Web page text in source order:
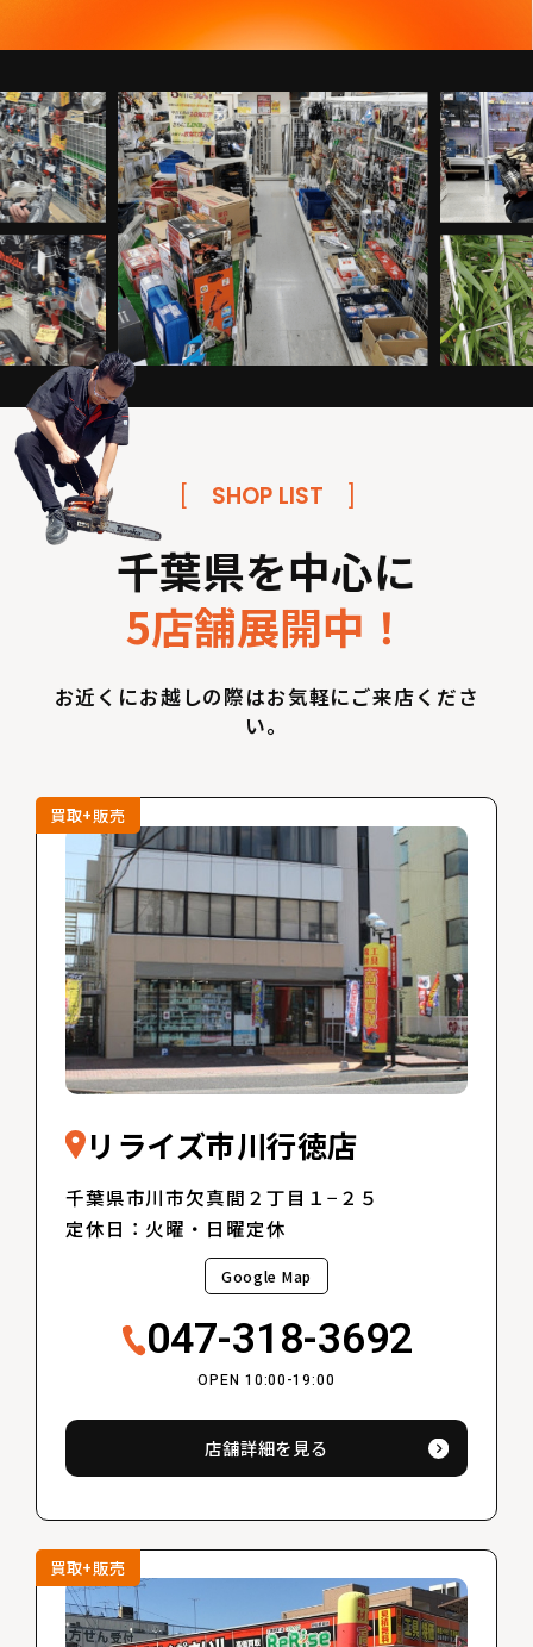
SHOP LIST
千葉県を中心に
5店舗展開中！
お近くにお越しの際はお気軽にご来店くださ
い。
買取+販売
リライズ市川行徳店
千葉県市川市欠真間２丁目１−２５
定休日：火曜・日曜定休
Google Map
047-318-3692
OPEN 10:00-19:00
店舗詳細を見る
買取+販売